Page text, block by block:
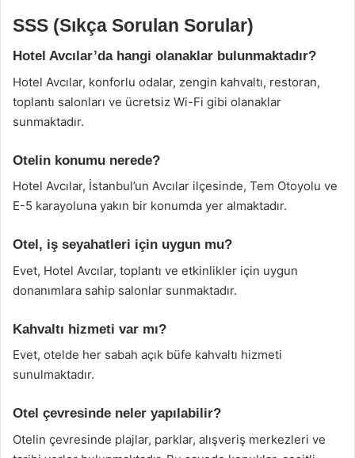
SSS (Sıkça Sorulan Sorular)
Hotel Avcılar’da hangi olanaklar bulunmaktadır?
Hotel Avcılar, konforlu odalar, zengin kahvaltı, restoran,
toplantı salonları ve ücretsiz Wi-Fi gibi olanaklar
sunmaktadır.
Otelin konumu nerede?
Hotel Avcılar, İstanbul’un Avcılar ilçesinde, Tem Otoyolu ve
E-5 karayoluna yakın bir konumda yer almaktadır.
Otel, iş seyahatleri için uygun mu?
Evet, Hotel Avcılar, toplantı ve etkinlikler için uygun
donanımlara sahip salonlar sunmaktadır.
Kahvaltı hizmeti var mı?
Evet, otelde her sabah açık büfe kahvaltı hizmeti
sunulmaktadır.
Otel çevresinde neler yapılabilir?
Otelin çevresinde plajlar, parklar, alışveriş merkezleri ve